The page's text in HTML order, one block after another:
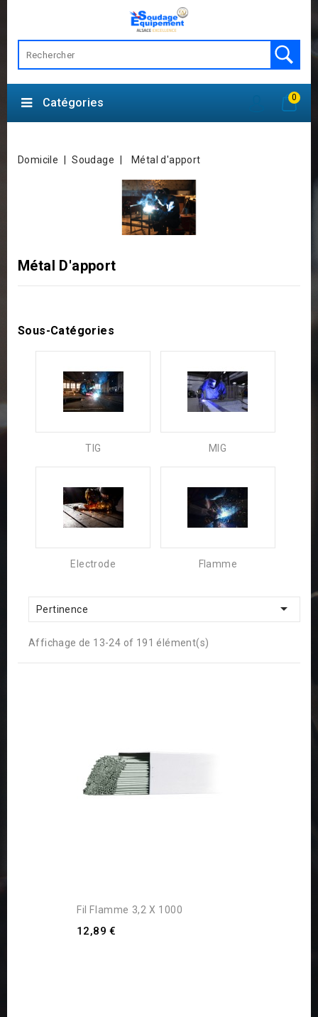
0
Catégories
Domicile Soudage Métal d'apport
Métal D'apport
Sous-Catégories
TIG MIG
Electrode Flamme
Pertinence 
Affichage de 13-24 of 191 élément(s)
Fil Flamme 3,2 X 1000
12,89 €